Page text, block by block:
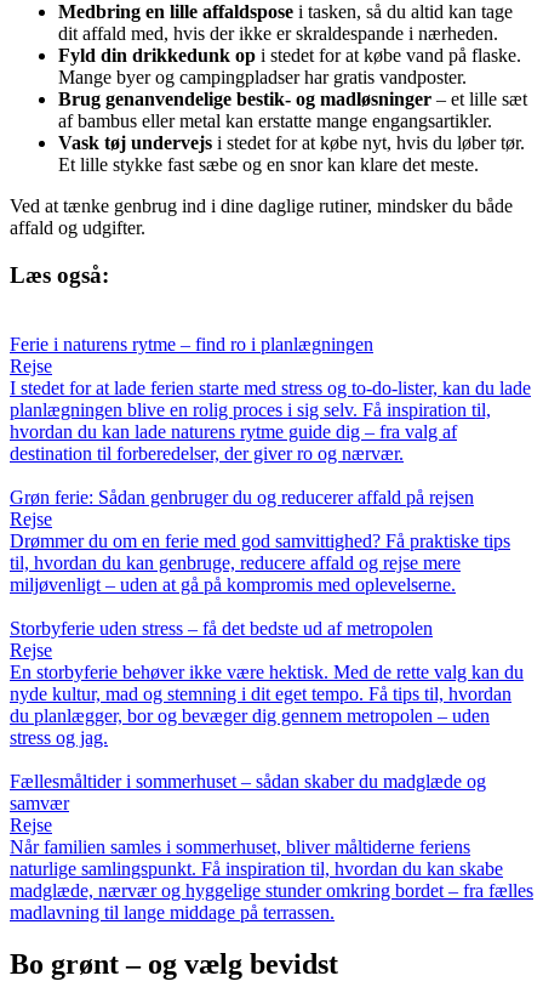
Medbring en lille affaldspose i tasken, så du altid kan tage
dit affald med, hvis der ikke er skraldespande i nærheden.
Fyld din drikkedunk op i stedet for at købe vand på flaske.
Mange byer og campingpladser har gratis vandposter.
Brug genanvendelige bestik- og madløsninger – et lille sæt
af bambus eller metal kan erstatte mange engangsartikler.
Vask tøj undervejs i stedet for at købe nyt, hvis du løber tør.
Et lille stykke fast sæbe og en snor kan klare det meste.
Ved at tænke genbrug ind i dine daglige rutiner, mindsker du både
affald og udgifter.
Læs også:
Ferie i naturens rytme – find ro i planlægningen
Rejse
I stedet for at lade ferien starte med stress og to-do-lister, kan du lade
planlægningen blive en rolig proces i sig selv. Få inspiration til,
hvordan du kan lade naturens rytme guide dig – fra valg af
destination til forberedelser, der giver ro og nærvær.
Grøn ferie: Sådan genbruger du og reducerer affald på rejsen
Rejse
Drømmer du om en ferie med god samvittighed? Få praktiske tips
til, hvordan du kan genbruge, reducere affald og rejse mere
miljøvenligt – uden at gå på kompromis med oplevelserne.
Storbyferie uden stress – få det bedste ud af metropolen
Rejse
En storbyferie behøver ikke være hektisk. Med de rette valg kan du
nyde kultur, mad og stemning i dit eget tempo. Få tips til, hvordan
du planlægger, bor og bevæger dig gennem metropolen – uden
stress og jag.
Fællesmåltider i sommerhuset – sådan skaber du madglæde og
samvær
Rejse
Når familien samles i sommerhuset, bliver måltiderne feriens
naturlige samlingspunkt. Få inspiration til, hvordan du kan skabe
madglæde, nærvær og hyggelige stunder omkring bordet – fra fælles
madlavning til lange middage på terrassen.
Bo grønt – og vælg bevidst